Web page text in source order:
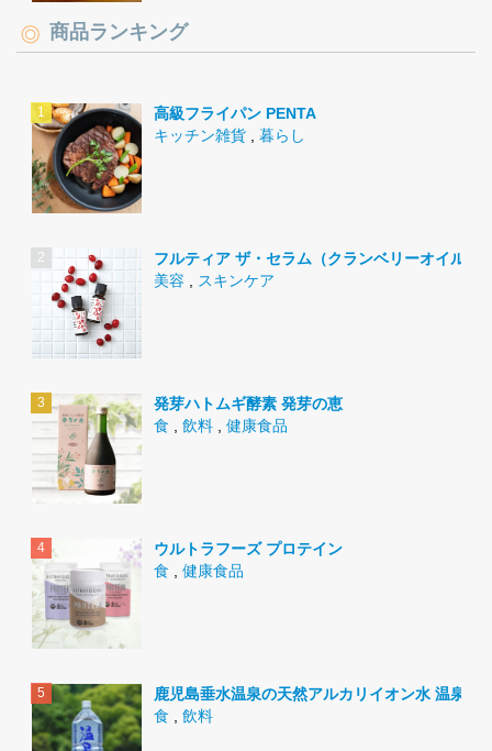
商品ランキング
高級フライパン PENTA
キッチン雑貨
暮らし
フルティア ザ・セラム（クランベリーオイル）
美容
スキンケア
発芽ハトムギ酵素 発芽の恵
食
飲料 健康食品
ウルトラフーズ プロテイン
食
健康食品
鹿児島垂水温泉の天然アルカリイオン水 温泉水
食
飲料